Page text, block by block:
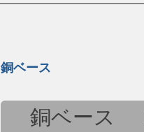
銅ベース
銅ベース